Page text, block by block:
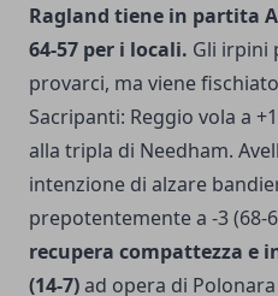
Ragland tiene in partita
64-57 per i locali. Gli irpini
provarci, ma viene
Sacripanti: Reggio vola a
alla tripla di Needham.
intenzione di alzare
prepotentemente a -3 (68-
recupera compattezza e
(14-7)ad opera di